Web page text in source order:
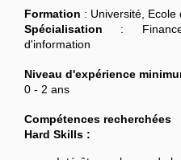
Formation : Université,
Spécialisation :
d'information
Niveau d'expérience
0 - 2 ans
Compétences recherchées
Hard Skills :